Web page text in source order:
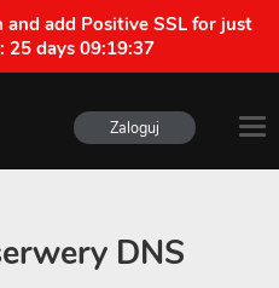
and add Positive SSL for just
25 days 09:19:37
Zaloguj
DNS